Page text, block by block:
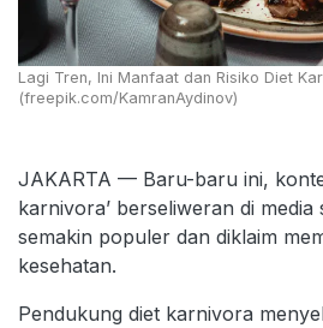
Lagi Tren, Ini Manfaat dan Risiko Diet
(freepik.com/KamranAydinov)
JAKARTA — Baru-baru ini,
karnivora’ berseliweran di media
semakin populer dan diklaim
kesehatan.
Pendukung diet karnivora